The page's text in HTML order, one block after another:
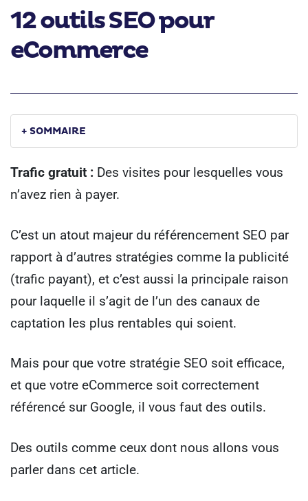
12 outils SEO pour
eCommerce
+ SOMMAIRE
Trafic gratuit : Des visites pour lesquelles vous
n’avez rien à payer.
C’est un atout majeur du référencement SEO par
rapport à d’autres stratégies comme la publicité
(trafic payant), et c’est aussi la principale raison
pour laquelle il s’agit de l’un des canaux de
captation les plus rentables qui soient.
Mais pour que votre stratégie SEO soit efficace,
et que votre eCommerce soit correctement
référencé sur Google, il vous faut des outils.
Des outils comme ceux dont nous allons vous
parler dans cet article.